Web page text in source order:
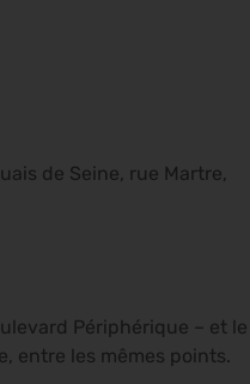
de Seine, rue Martre,
Périphérique – et le
entre les mêmes points.